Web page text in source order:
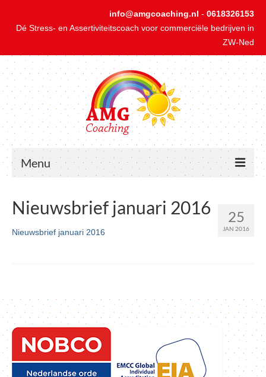
info@amgcoaching.nl - 0618326153
Dé Stress- en Assertiviteitscoach voor commerciële bedrijven in
ZW-Ned
Menu
1-op-1 Coaching bij Stress
Gratis E-book Nee Zeggen
Aanbevelingen
Over Mij
25
JAN 2016
Nieuwsbrief januari 2016
Nieuwsbrief januari 2016